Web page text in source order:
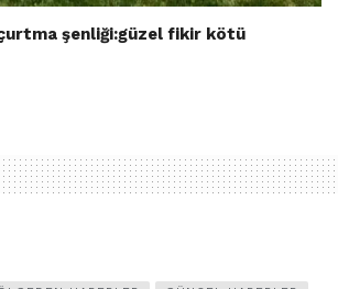
şenliği:güzel fikir kötü